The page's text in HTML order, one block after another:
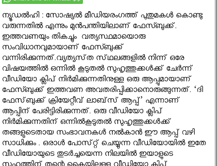
ന്യൂഡൽഹി : സോഷ്യൽ മീഡിയരംഗത്ത് പുതുമകൾ കൊണ്ടു
വരുന്നതിൽ എന്നും മുൻപന്തിയിലാണ് ഫേസ്ബുക്ക്.
ഇത്തവണയും തികച്ചും വത്യസ്ഥമായൊരു
സംവിധാനവുമായാണ് ഫേസ്ബുക്ക്
വന്നിരിക്കുന്നത്.വ്യത്യസ്‌ത സ്‌ഥലങ്ങളില്‍ നിന്ന്‌ ഒരേ
വിഷയത്തില്‍ ഒന്നില്‍ കൂടുതല്‍ സുഹൃത്തുക്കള്‍ക്ക്‌ ചേര്‍ന്ന്‌
വീഡിയോ ക്ലിപ്‌ നിര്‍മിക്കുന്നതിനുള്ള ഒരു ആപ്പുമായാണ്
ഫേസ്ബുക്ക് ഇത്തവണ അവതരിപ്പിക്കാനൊരുങ്ങുന്നത്. ‘ദി
ഫേസ്‌ബുക്ക്‌ ക്രിയേറ്റീവ്‌ ലാബ്‌സ് ആപ്പ്‌’ എന്നാണ്
ആപ്പിന് പേരിട്ടിരിക്കുന്നത്. ഒരു വീഡിയോ ക്ലിപ്‌
നിര്‍മിക്കുന്നതിന്‌ ഒന്നില്‍കൂടുതല്‍ സുഹൃത്തുക്കള്‍ക്ക്‌
തങ്ങളുടെതായ സംഭാവനകള്‍ നൽകാൻ ഈ ആപ്പ് വഴി
സാധിക്കും . ഒരാള്‍ പോസ്‌റ്റ് ചെയ്യുന്ന വീഡിയോയില്‍ ഇതേ
വീഡിയോയുടെ തുടര്‍ച്ചയെന്ന നിലയില്‍ ഇയാളുടെ